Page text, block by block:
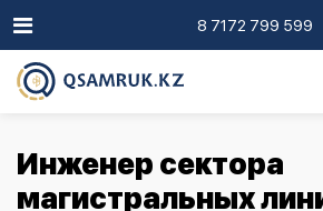
8 7172 799 599
Инженер сектора
магистральных